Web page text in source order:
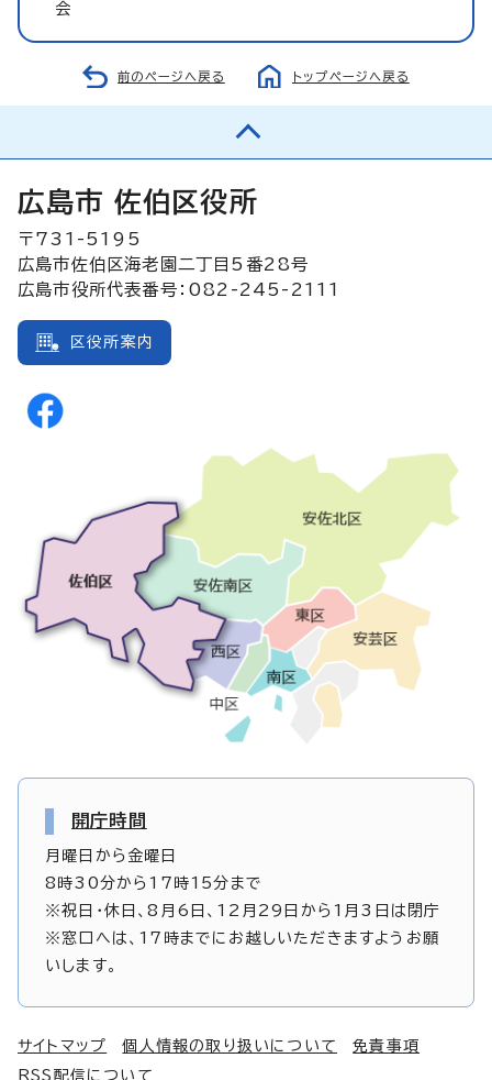
会
前のページへ戻る トップページへ戻る
広島市 佐伯区役所
〒731-5195
広島市佐伯区海老園二丁目5番28号
広島市役所代表番号：082-245-2111
区役所案内
開庁時間
月曜日から金曜日
8時30分から17時15分まで
※祝日・休日、8月6日、12月29日から1月3日は閉庁
※窓口へは、17時までにお越しいただきますようお願
いします。
サイトマップ 個人情報の取り扱いについて
免責事項
RSS配信について